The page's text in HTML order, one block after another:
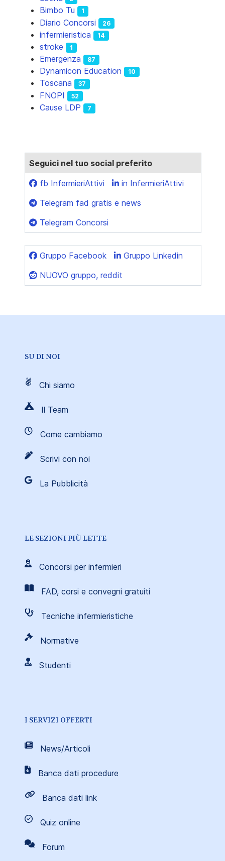
Bimbo Tu 1
Diario Concorsi 26
infermieristica 14
stroke 1
Emergenza 87
Dynamicon Education 10
Toscana 37
FNOPI 52
Cause LDP 7
Seguici nel tuo social preferito
fb InfermieriAttivi
in InfermieriAttivi
Telegram fad gratis e news
Telegram Concorsi
Gruppo Facebook
Gruppo Linkedin
NUOVO gruppo, reddit
SU DI NOI
Chi siamo
Il Team
Come cambiamo
Scrivi con noi
La Pubblicità
LE SEZIONI PIÙ LETTE
Concorsi per infermieri
FAD, corsi e convegni gratuiti
Tecniche infermieristiche
Normative
Studenti
I SERVIZI OFFERTI
News/Articoli
Banca dati procedure
Banca dati link
Quiz online
Forum